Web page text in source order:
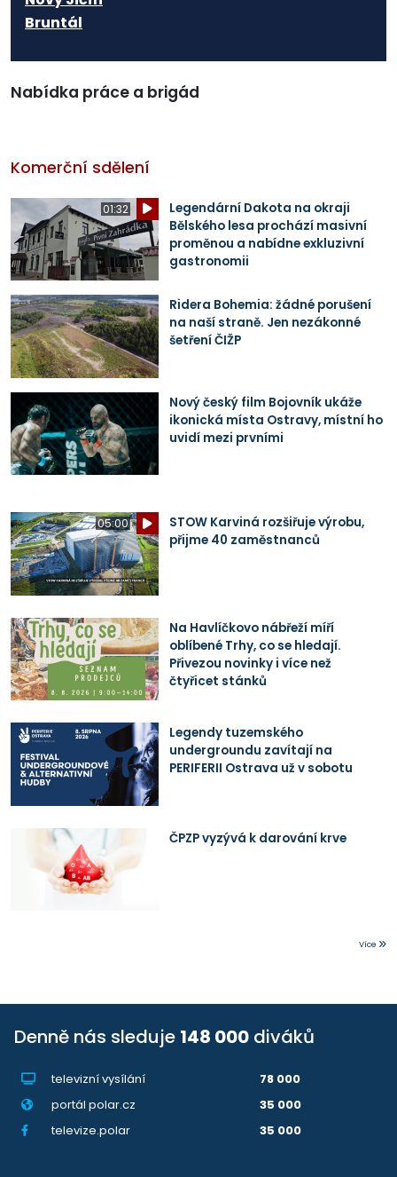
Bruntál
Nabídka práce a brigád
Komerční sdělení
01:32
Legendární Dakota na okraji
Bělského lesa prochází masivní
proměnou a nabídne exkluzivní
gastronomii
Ridera Bohemia: žádné porušení
na naší straně. Jen nezákonné
šetření ČIŽP
Nový český film Bojovník ukáže
ikonická místa Ostravy, místní ho
uvidí mezi prvními
05:00
STOW Karviná rozšiřuje výrobu,
přijme 40 zaměstnanců
Na Havlíčkovo nábřeží míří
oblíbené Trhy, co se hledají.
Přivezou novinky i více než
čtyřicet stánků
Legendy tuzemského
undergroundu zavítají na
PERIFERII Ostrava už v sobotu
ČPZP vyzývá k darování krve
Více
Denně nás sleduje 148 000 diváků
televizní vysílání
78 000
portál polar.cz
35 000
televize.polar
35 000